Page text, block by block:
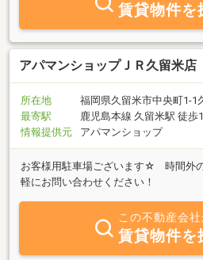
賃貸物件を
アパマンショップＪＲ久留米
所在地
福岡県久留米市中央町1-1
最寄駅
鹿児島本線 久留米駅 徒歩
情報提供元
アパマンショップ
お客様用駐車場ございます☆ 時間外
軽にお問い合わせください！
この不動産会
賃貸物件を